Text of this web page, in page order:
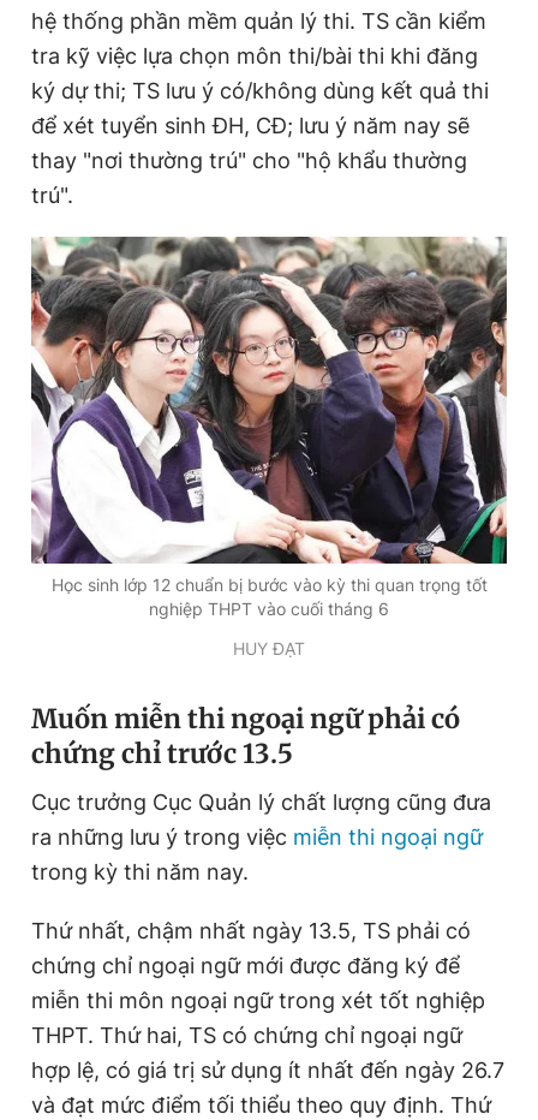
Đặt báo Quảng cáo RSS Tòa soạn Chính sách bảo
Tổng biên tập: Nguyễn Ngọc Toàn
Phó tổng biên tập thường trực: Hải Thành
Phó tổng biên tập: Lâm Hiếu Dũng
Phó tổng biên tập: Trần Việt Hưng
Tổng thư ký tòa soạn: Đức Trung
Giấy phép xuất bản số 110/GP - BTTTT cấp ngày 24.3.2020
chép dưới mọi hình thức nếu không có sự chấp thuận bằng văn
bản. Phát triển bởi ePi Technologies, JSC.
hệ thống phần mềm quản lý thi. TS cần kiểm
tra kỹ việc lựa chọn môn thi/bài thi khi đăng
ký dự thi; TS lưu ý có/không dùng kết quả thi
để xét tuyển sinh ĐH, CĐ; lưu ý năm nay sẽ
thay "nơi thường trú" cho "hộ khẩu thường
trú".
Học sinh lớp 12 chuẩn bị bước vào kỳ thi quan trọng tốt
nghiệp THPT vào cuối tháng 6
HUY ĐẠT
Muốn miễn thi ngoại ngữ phải có
chứng chỉ trước 13.5
Cục trưởng Cục Quản lý chất lượng cũng đưa
ra những lưu ý trong việc miễn thi ngoại ngữ
trong kỳ thi năm nay.
Thứ nhất, chậm nhất ngày 13.5, TS phải có
chứng chỉ ngoại ngữ mới được đăng ký để
miễn thi môn ngoại ngữ trong xét tốt nghiệp
THPT. Thứ hai, TS có chứng chỉ ngoại ngữ
hợp lệ, có giá trị sử dụng ít nhất đến ngày 26.7
và đạt mức điểm tối thiểu theo quy định. Thứ